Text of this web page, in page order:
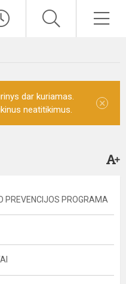
dar kuriamas.
neatitikimus.
×
PREVENCIJOS PROGRAMA